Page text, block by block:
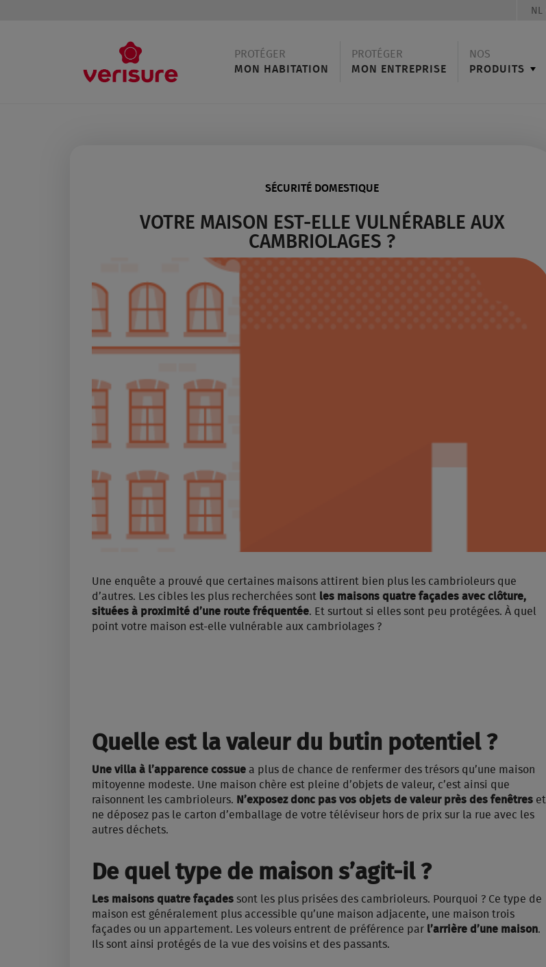
NL
Main
navigation
MON HABITATION
PROTÉGER
MON ENTREPRISE
PROTÉGER
PRODUITS
NOS
SÉCURITÉ DOMESTIQUE
VOTRE MAISON EST-ELLE VULNÉRABLE AUX
CAMBRIOLAGES ?
Une enquête a prouvé que certaines maisons attirent bien plus les cambrioleurs que
d’autres. Les cibles les plus recherchées sont les maisons quatre façades avec clôture,
situées à proximité d’une route fréquentée. Et surtout si elles sont peu protégées. À quel
point votre maison est-elle vulnérable aux cambriolages ?
Quelle est la valeur du butin potentiel ?
Une villa à l’apparence cossue a plus de chance de renfermer des trésors qu’une maison
mitoyenne modeste. Une maison chère est pleine d’objets de valeur, c’est ainsi que
raisonnent les cambrioleurs. N’exposez donc pas vos objets de valeur près des fenêtres et
ne déposez pas le carton d’emballage de votre téléviseur hors de prix sur la rue avec les
autres déchets.
De quel type de maison s’agit-il ?
Les maisons quatre façades sont les plus prisées des cambrioleurs. Pourquoi ? Ce type de
maison est généralement plus accessible qu’une maison adjacente, une maison trois
façades ou un appartement. Les voleurs entrent de préférence par l’arrière d’une maison.
Ils sont ainsi protégés de la vue des voisins et des passants.